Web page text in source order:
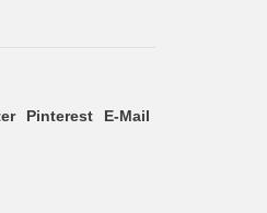
Pinterest E-Mail